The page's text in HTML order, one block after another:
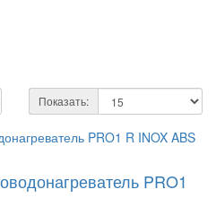
Показать:
PRO1